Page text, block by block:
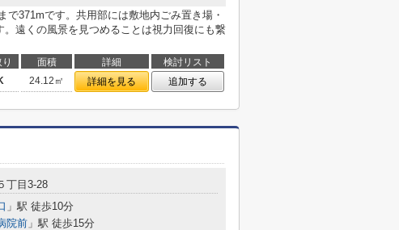
で371mです。共用部には敷地内ごみ置き場・
遠くの風景を見つめることは視力回復にも繋
面積 詳細
検討リスト
24.12㎡ 詳細を見る 追加する
丁目3-28
」駅 徒歩10分
院前 」駅 徒歩15分